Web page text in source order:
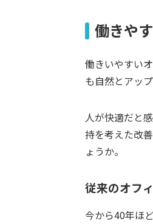
働きや
働きいやすい
も自然とアッ
人が快適だと
持を考えた改
ょうか。
従来のオフ
今から40年ほ